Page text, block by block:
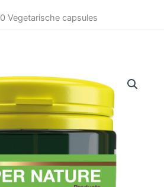
Vegetarische capsules